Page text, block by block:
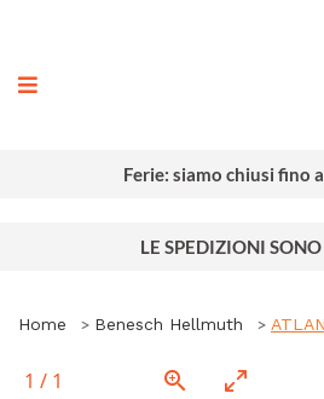
Ferie: siamo chiusi fino
LE SPEDIZIONI SONO
Home Benesch Hellmuth
1 / 1